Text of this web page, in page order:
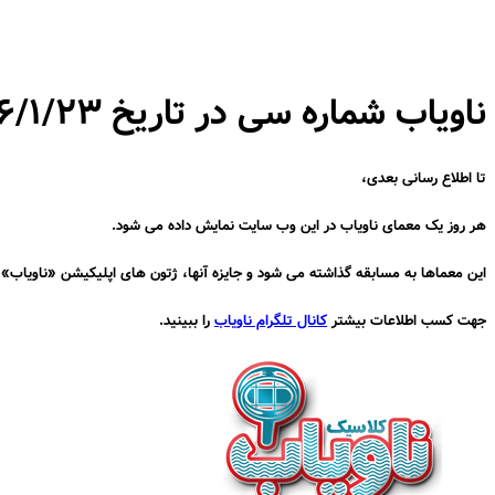
ناویاب شماره سی در تاریخ ۹۶/۱/۲۳
تا اطلاع رسانی بعدی،
هر روز یک معمای ناویاب در این وب سایت نمایش داده می شود.
این معماها به مسابقه گذاشته می شود و جایزه آنها، ژتون های اپلیکیشن
جهت کسب اطلاعات بیشترکانال تلگرام ناویابرا ببینید.